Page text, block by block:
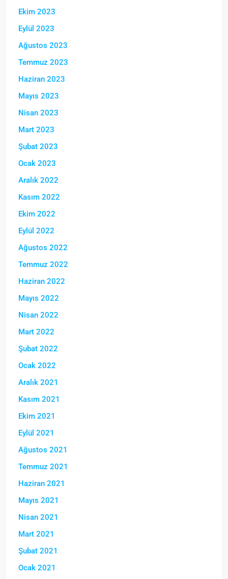
Ekim 2023
Eylül 2023
Ağustos 2023
Temmuz 2023
Haziran 2023
Mayıs 2023
Nisan 2023
Mart 2023
Şubat 2023
Ocak 2023
Aralık 2022
Kasım 2022
Ekim 2022
Eylül 2022
Ağustos 2022
Temmuz 2022
Haziran 2022
Mayıs 2022
Nisan 2022
Mart 2022
Şubat 2022
Ocak 2022
Aralık 2021
Kasım 2021
Ekim 2021
Eylül 2021
Ağustos 2021
Temmuz 2021
Haziran 2021
Mayıs 2021
Nisan 2021
Mart 2021
Şubat 2021
Ocak 2021